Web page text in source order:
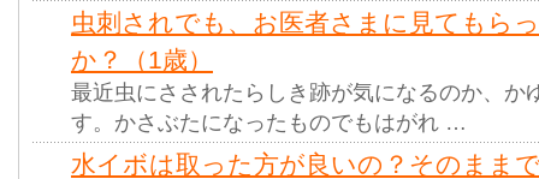
虫刺されでも、お医者さまに見てもら
か？（1歳）
最近虫にさされたらしき跡が気になるのか、か
す。かさぶたになったものでもはがれ …
水イボは取った方が良いの？そのまま